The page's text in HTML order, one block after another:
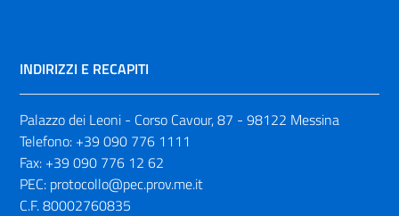
INDIRIZZI E RECAPITI
Palazzo dei Leoni - Corso Cavour, 87 - 98122 Messina
Telefono: +39 090 776 1111
Fax: +39 090 776 12 62
PEC: protocollo@pec.prov.me.it
C.F. 80002760835